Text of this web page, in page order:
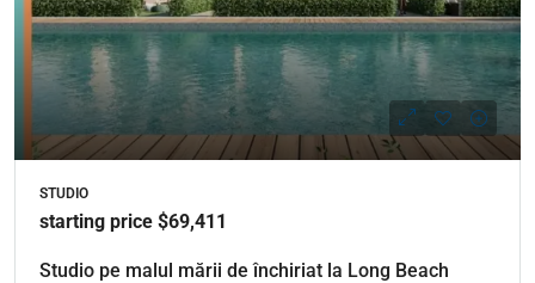
STUDIO
starting price $69,411
Studio pe malul mării de închiriat la Long Beach